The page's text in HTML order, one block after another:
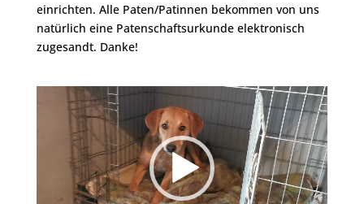
einrichten. Alle Paten/Patinnen bekommen von uns
natürlich eine Patenschaftsurkunde elektronisch
zugesandt. Danke!
Player